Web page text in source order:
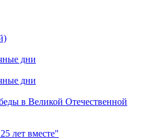
дни
дни
в Великой Отечественной
лет вместе"